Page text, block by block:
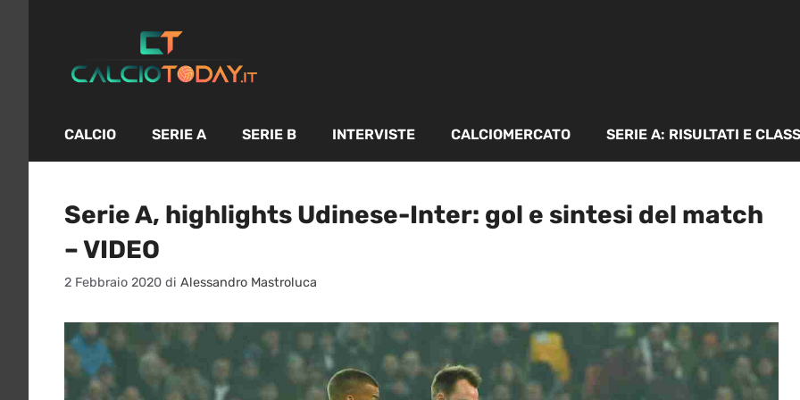
contenuto
CALCIO SERIE A SERIE B INTERVISTE CALCIOMERCATO SERIE A: RISULTATI E
Serie A, highlights Udinese-Inter: gol e sintesi del match
– VIDEO
2 Febbraio 2020 di Alessandro Mastroluca